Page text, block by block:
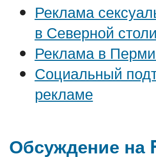
Реклама
в Северной
Реклама в
Социальный
рекламе
Обсуждение на